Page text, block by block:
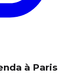
à Paris